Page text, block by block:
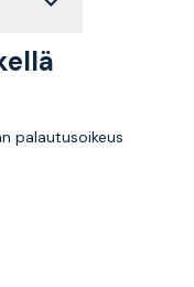
palautusoikeus